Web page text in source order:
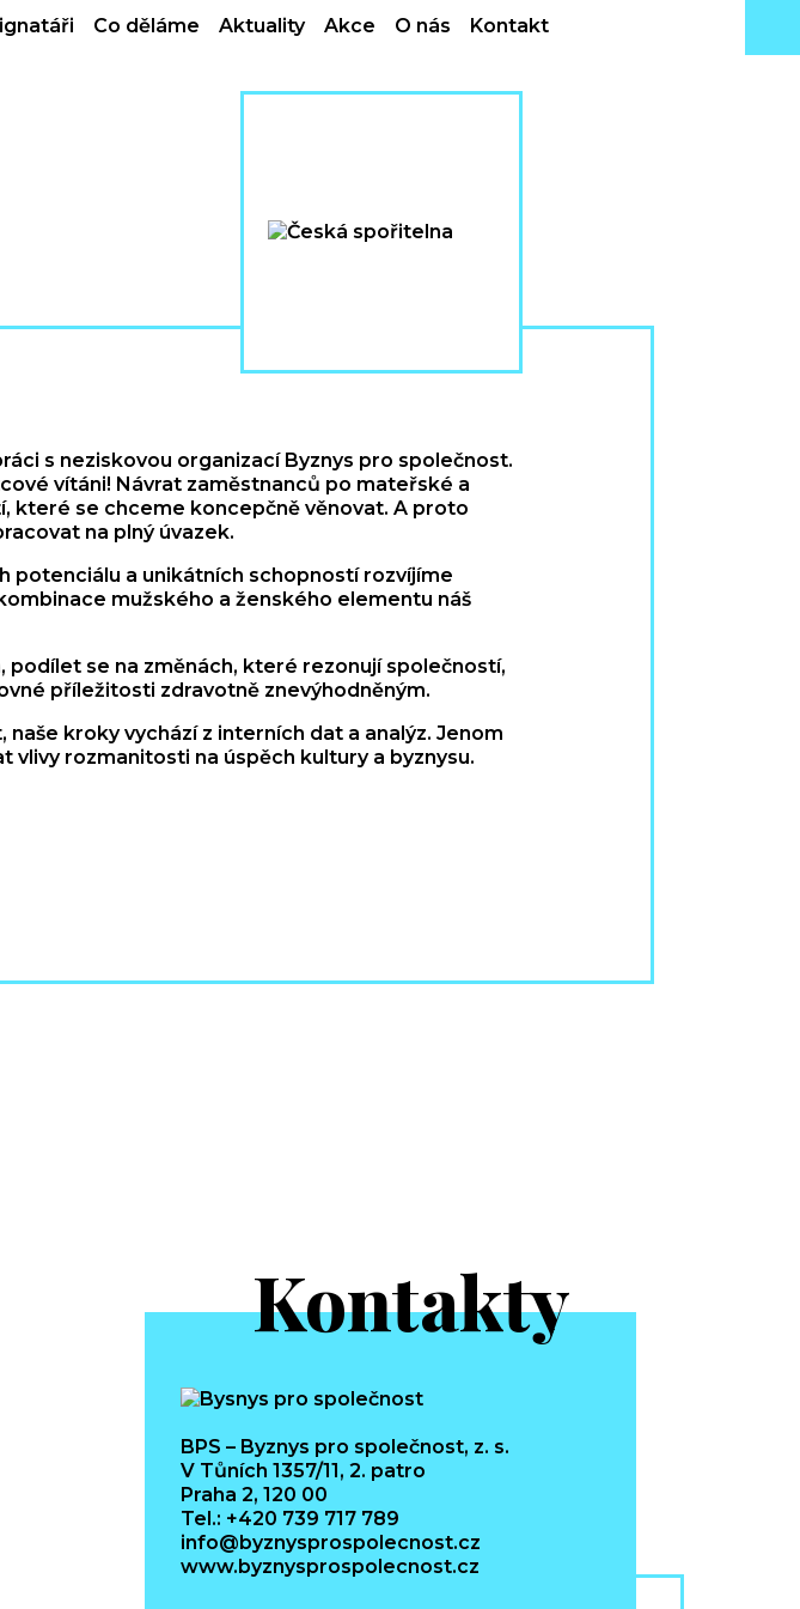
Co děláme Aktuality Akce O nás Kontakt
s neziskovou organizací Byznys pro společnost.
vítáni! Návrat zaměstnanců po mateřské a
které se chceme koncepčně věnovat. A proto
na plný úvazek.
potenciálu a unikátních schopností rozvíjíme
mužského a ženského elementu náš
se na změnách, které rezonují společností,
příležitosti zdravotně znevýhodněným.
kroky vychází z interních dat a analýz. Jenom
rozmanitosti na úspěch kultury a byznysu.
Kontakty
BPS – Byznys pro společnost, z. s.
V Tůních 1357/11, 2. patro
Praha 2, 120 00
Tel.: +420 739 717 789
info@byznysprospolecnost.cz
www.byznysprospolecnost.cz